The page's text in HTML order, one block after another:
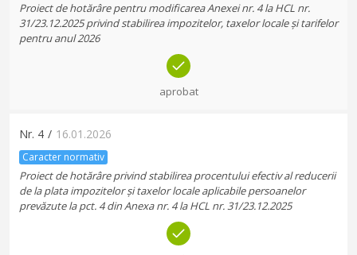
Proiect de hotărâre pentru modificarea Anexei nr. 4 la HCL nr.
31/23.12.2025 privind stabilirea impozitelor, taxelor locale și tarifelor
pentru anul 2026
aprobat
Nr. 4 / 16.01.2026
Caracter normativ
Proiect de hotărâre privind stabilirea procentului efectiv al reducerii
de la plata impozitelor și taxelor locale aplicabile persoanelor
prevăzute la pct. 4 din Anexa nr. 4 la HCL nr. 31/23.12.2025